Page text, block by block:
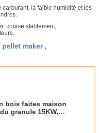
carburant, la faible humidité et les
course stablement,
pellet maker,
bois faites maison
granule 15KW,